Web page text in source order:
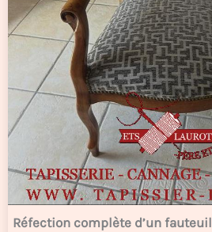
Réfection complète d’un